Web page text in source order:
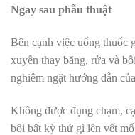
Ngay sau phẫu thuật
Bên cạnh việc uống thuốc
xuyên thay băng, rửa và
nghiêm ngặt hướng dẫn
Không được đụng chạm,
bôi bất kỳ thứ gì lên vết